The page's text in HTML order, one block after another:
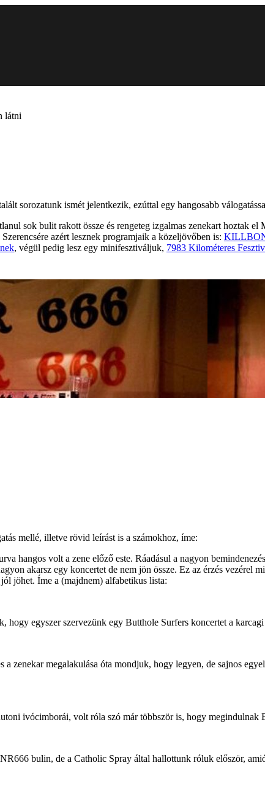
látni
sorozatunk ismét jelentkezik, ezúttal egy hangosabb
sok bulit rakott össze és rengeteg izgalmas zenekart hoztak
azért lesznek programjaik a közeljövőben is:
, végül pedig lesz egy minifesztiváljuk, 7983 Kilométeres
mellé, illetve rövid leírást is a számokhoz, íme:
hangos volt a zene előző este. Ráadásul a nagyon
akarsz egy koncertet de nem jön össze. Ez az érzés vezérel
jöhet. Íme a (majdnem) alfabetikus lista:
hogy egyszer szervezünk egy Butthole Surfers koncertet a
zenekar megalakulása óta mondjuk, hogy legyen, de sajnos
ivócimborái, volt róla szó már többször is, hogy megindulnak
bulin, de a Catholic Spray által hallottunk róluk először,